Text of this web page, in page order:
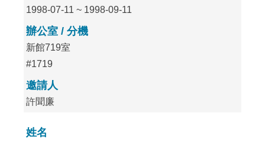
1998-07-11 ~ 1998-09-11
辦公室 / 分機
新館719室
#1719
邀請人
許聞廉
姓名